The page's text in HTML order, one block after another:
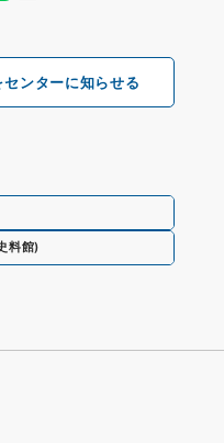
ンターに知らせる
料館)